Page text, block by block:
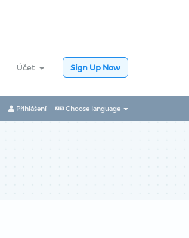
Účet Sign Up Now
Choose language
Přihlášení